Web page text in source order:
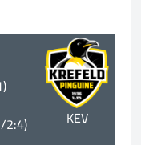
2:4)
KEV